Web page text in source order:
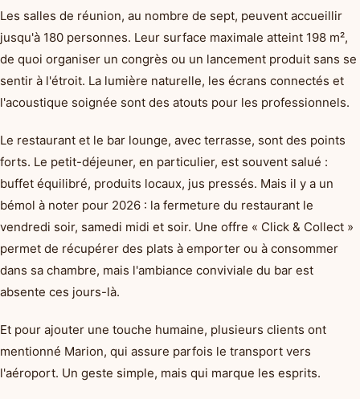
Les salles de réunion, au nombre de sept, peuvent accueillir
jusqu'à 180 personnes. Leur surface maximale atteint 198 m²,
de quoi organiser un congrès ou un lancement produit sans se
sentir à l'étroit. La lumière naturelle, les écrans connectés et
l'acoustique soignée sont des atouts pour les professionnels.
Le restaurant et le bar lounge, avec terrasse, sont des points
forts. Le petit-déjeuner, en particulier, est souvent salué :
buffet équilibré, produits locaux, jus pressés. Mais il y a un
bémol à noter pour 2026 : la fermeture du restaurant le
vendredi soir, samedi midi et soir. Une offre « Click & Collect »
permet de récupérer des plats à emporter ou à consommer
dans sa chambre, mais l'ambiance conviviale du bar est
absente ces jours-là.
Et pour ajouter une touche humaine, plusieurs clients ont
mentionné Marion, qui assure parfois le transport vers
l'aéroport. Un geste simple, mais qui marque les esprits.